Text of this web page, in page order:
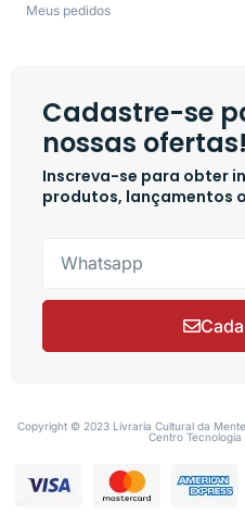
Meus pedidos
Cadastre-se
nossas ofertas!
Inscreva-se para obter
produtos, lançamentos
Copyright © 2023 Livraria Cultural da
Centro Tecnologia